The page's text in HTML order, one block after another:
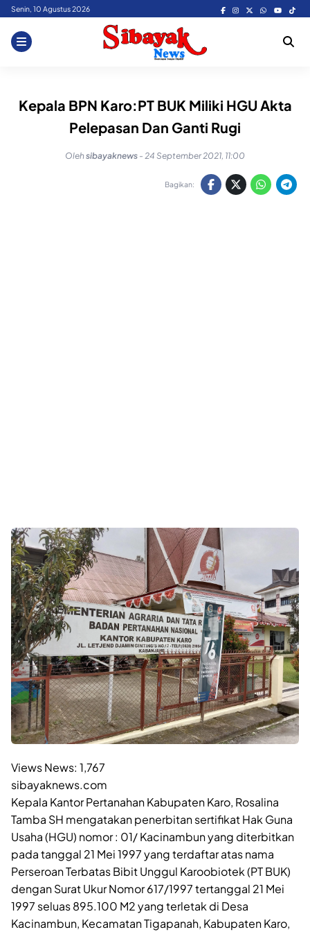
Skip
content
Senin, 10 Agustus 2026
Kepala BPN Karo:PT BUK Miliki HGU Akta
Pelepasan Dan Ganti Rugi
Olehsibayaknews - 24 September 2021, 11:00
Bagikan:
Views News: 1,767
sibayaknews.com
Kepala Kantor Pertanahan Kabupaten Karo, Rosalina
Tamba SH mengatakan penerbitan sertifikat Hak Guna
Usaha (HGU) nomor : 01/ Kacinambun yang diterbitkan
pada tanggal 21 Mei 1997 yang terdaftar atas nama
Perseroan Terbatas Bibit Unggul Karoobiotek (PT BUK)
dengan Surat Ukur Nomor 617/1997 tertanggal 21 Mei
1997 seluas 895.100 M2 yang terletak di Desa
Kacinambun, Kecamatan Tigapanah, Kabupaten Karo,